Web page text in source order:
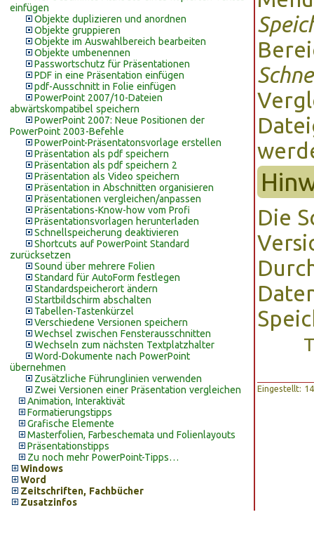
einfügen
Objekte duplizieren und anordnen
Objekte gruppieren
Objekte im Auswahlbereich bearbeiten
Objekte umbenennen
Passwortschutz für Präsentationen
PDF in eine Präsentation einfügen
pdf-Ausschnitt in Folie einfügen
PowerPoint 2007/10-Dateien
abwärtskompatibel speichern
PowerPoint 2007: Neue Positionen der
PowerPoint 2003-Befehle
PowerPoint-Präsentatonsvorlage erstellen
Präsentation als pdf speichern
Präsentation als pdf speichern 2
Präsentation als Video speichern
Präsentation in Abschnitten organisieren
Präsentationen vergleichen/anpassen
Präsentations-Know-how vom Profi
Präsentationsvorlagen herunterladen
Schnellspeicherung deaktivieren
Shortcuts auf PowerPoint Standard
zurücksetzen
Sound über mehrere Folien
Standard für AutoForm festlegen
Standardspeicherort ändern
Startbildschirm abschalten
Tabellen-Tastenkürzel
Verschiedene Versionen speichern
Wechsel zwischen Fensterausschnitten
Wechseln zum nächsten Textplatzhalter
Word-Dokumente nach PowerPoint
übernehmen
Zusätzliche Führunglinien verwenden
Zwei Versionen einer Präsentation vergleichen
Animation, Interaktivät
Formatierungstipps
Grafische Elemente
Masterfolien, Farbeschemata und Folienlayouts
Präsentationstipps
Zu noch mehr PowerPoint-Tipps…
Windows
Word
Zeitschriften, Fachbücher
Zusatzinfos
Die
Eingestellt: